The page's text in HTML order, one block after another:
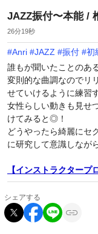
JAZZ振付〜本能 /
26分19秒
#Anri #JAZZ #振付 #初
誰もが聞いたことのあ
変則的な曲調なのでリ
せていけるように練習
女性らしい動きも見せ
けてみると◎！
どうやったら綺麗にセ
に研究して意識しなが
【インストラクタープ
シェアする